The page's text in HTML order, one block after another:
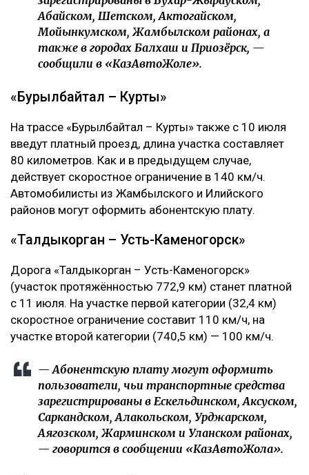
Абайском, Шетском, Актогайском,
Мойынкумском, Жамбылском районах, а
также в городах Балхаш и Приозёрск, —
сообщили в «КазАвтоЖоле».
«Бурылбайтал – Курты»
На трассе «Бурылбайтал – Курты» также с 10 июля
введут платный проезд, длина участка составляет
80 километров. Как и в предыдущем случае,
действует скоростное ограничение в 140 км/ч.
Автомобилисты из Жамбылского и Илийского
районов могут оформить абонентскую плату.
«Талдыкорган – Усть-Каменогорск»
Дорога «Талдыкорган – Усть-Каменогорск»
(участок протяжённостью 772,9 км) станет платной
с 11 июля. На участке первой категории (32,4 км)
скоростное ограничение составит 110 км/ч, на
участке второй категории (740,5 км) — 100 км/ч.
— Абонентскую плату могут оформить
пользователи, чьи транспортные средства
зарегистрированы в Ескельдинском, Аксуском,
Саркандском, Алакольском, Урджарском,
Аягозском, Жарминском и Уланском районах,
— говорится в сообщении «КазАвтоЖола».